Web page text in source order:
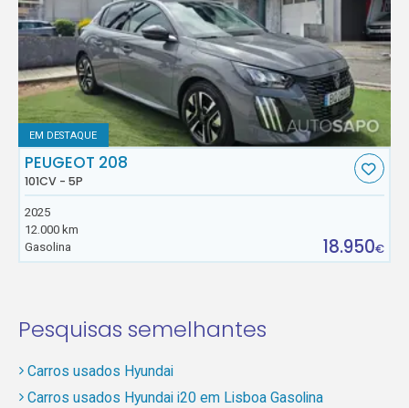
EM DESTAQUE
PEUGEOT 208
101CV - 5P
2025
12.000 km
Gasolina
18.950€
Pesquisas semelhantes
Carros usados Hyundai
Carros usados Hyundai i20 em Lisboa Gasolina